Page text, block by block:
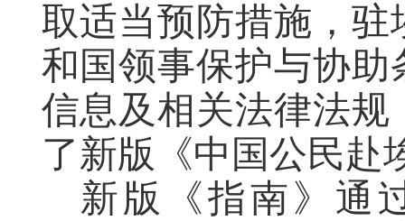
取适当预防措施，
和国领事保护与协
信息及相关法律法
了新版《中国公民赴
新版《指南》通